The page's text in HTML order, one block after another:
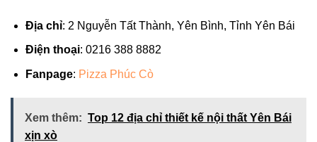
Địa chỉ: 2 Nguyễn Tất Thành, Yên Bình, Tỉnh Yên Bái
Điện thoại: 0216 388 8882
Fanpage: Pizza Phúc Cò
Xem thêm: Top 12 địa chỉ thiết kế nội thất Yên Bái
xịn xò